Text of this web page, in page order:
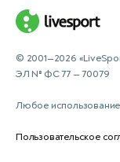
© 2001—2026
ЭЛ № ФС 77 — 70079
Любое использование
Пользовательское